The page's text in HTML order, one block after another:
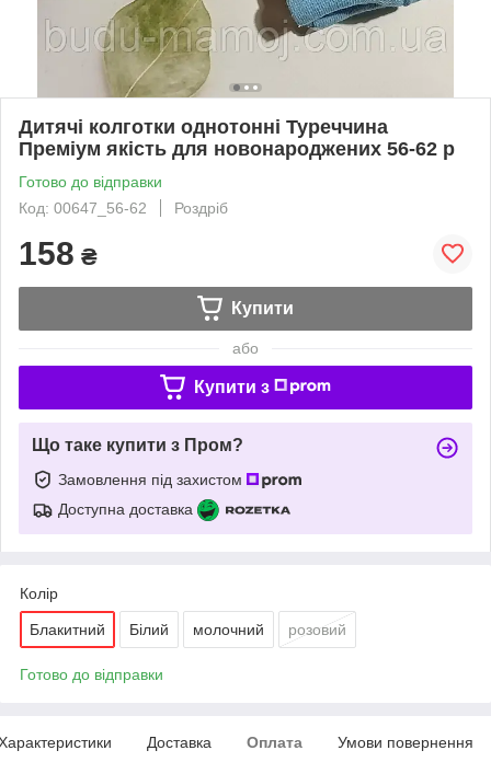
Дитячі колготки однотонні Туреччина
Преміум якість для новонароджених 56-62 р
Готово до відправки
Код: 00647_56-62
Роздріб
158 ₴
Купити
або
Купити з
Що таке купити з Пром?
Замовлення під захистом
Доступна доставка
Колір
Блакитний Білий молочний розовий
Готово до відправки
Доставка Оплата Умови повернення